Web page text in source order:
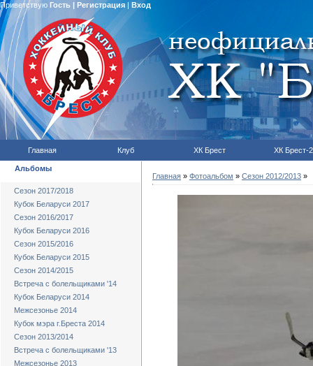
Приветствую Гость | Регистрация| Вход
Главная Клуб ХК Брест ХК Брест-2
Альбомы
Сезон 2017/2018
Кубок Беларуси 2017
Сезон 2016/2017
Кубок Беларуси 2016
Сезон 2015/2016
Кубок Беларуси 2015
Сезон 2014/2015
Встреча с болельщиками '14
Кубок Беларуси 2014
Межсезонье 2014
Кубок мэра г.Бреста 2014
Сезон 2013/2014
Встреча с болельщиками '13
Межсезонье 2013
Главная » Фотоальбом » Сезон 2012/2013 »